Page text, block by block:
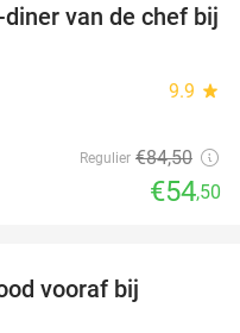
36%
van de chef bij
9.9 star
Regulier €84,50
€54,50
vooraf bij